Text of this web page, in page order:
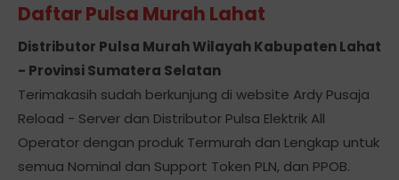
Daftar Pulsa Murah Lahat
Distributor Pulsa Murah Wilayah Kabupaten Lahat
- Provinsi Sumatera Selatan
Terimakasih sudah berkunjung di website Ardy Pusaja
Reload - Server dan Distributor Pulsa Elektrik All
Operator dengan produk Termurah dan Lengkap untuk
semua Nominal dan Support Token PLN, dan PPOB.